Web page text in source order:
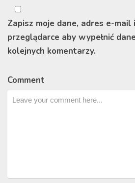
Zapisz moje dane, adres e-
przeglądarce aby wypełnić
kolejnych komentarzy.
Comment